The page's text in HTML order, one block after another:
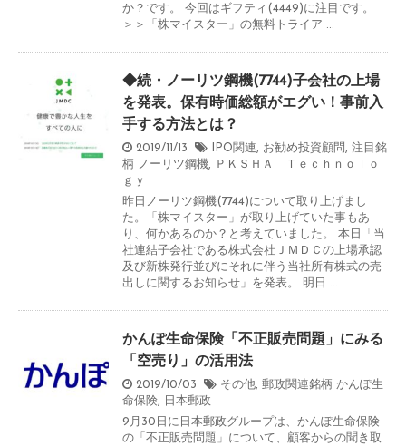
か？です。 今回はギフティ(4449)に注目です。
＞＞「株マイスター」の無料トライア ...
◆続・ノーリツ鋼機(7744)子会社の上場
を発表。保有時価総額がエグい！事前入
手する方法とは？
2019/11/13 IPO関連, お勧め投資顧問 , 注目銘
柄
ノーリツ鋼機,
ＰＫＳＨＡ Ｔｅｃｈｎｏｌｏ
ｇｙ
昨日ノーリツ鋼機(7744)について取り上げまし
た。「株マイスター」が取り上げていた事もあ
り、何かあるのか？と考えていました。 本日「当
社連結子会社である株式会社ＪＭＤＣの上場承認
及び新株発行並びにそれに伴う当社所有株式の売
出しに関するお知らせ」を発表。 明日 ...
かんぽ生命保険「不正販売問題」にみる
「空売り」の活用法
2019/10/03 その他, 郵政関連銘柄 かんぽ生
命保険,
日本郵政
9月30日に日本郵政グループは、かんぽ生命保険
の「不正販売問題」について、顧客からの聞き取